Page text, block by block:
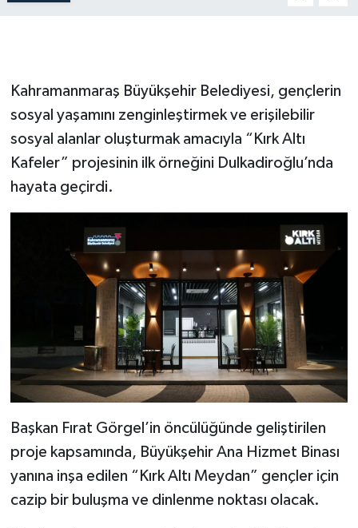
Kahramanmaraş Büyükşehir Belediyesi, gençlerin
sosyal yaşamını zenginleştirmek ve erişilebilir
sosyal alanlar oluşturmak amacıyla “Kırk Altı
Kafeler” projesinin ilk örneğini Dulkadiroğlu’nda
hayata geçirdi.
Başkan Fırat Görgel’in öncülüğünde geliştirilen
proje kapsamında, Büyükşehir Ana Hizmet Binası
yanına inşa edilen “Kırk Altı Meydan” gençler için
cazip bir buluşma ve dinlenme noktası olacak.
KADIN-AİLE
YEREL YÖNETİM
MEDYA
SEÇİM 2011
ÜÇÜNCÜ SAYFA
BİLİMNET
Yemek
SİVİL TOPLUM
SEÇİM 2014
KİM KİMDİR
ÇEK GÖNDER